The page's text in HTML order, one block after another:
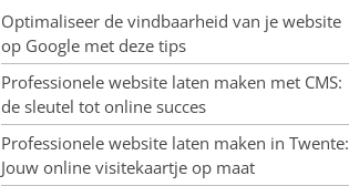
Optimaliseer de vindbaarheid van je website
op Google met deze tips
Professionele website laten maken met CMS:
de sleutel tot online succes
Professionele website laten maken in Twente:
Jouw online visitekaartje op maat